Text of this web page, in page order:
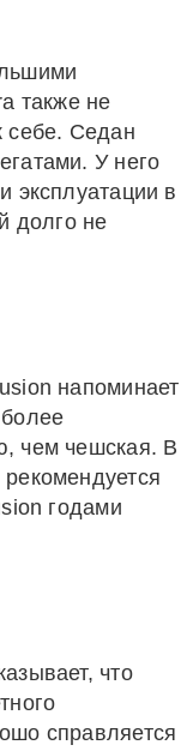
также не
себе. Седан
У него
эксплуатации в
долго не
напоминает
чем чешская. В
годами
что
справляется